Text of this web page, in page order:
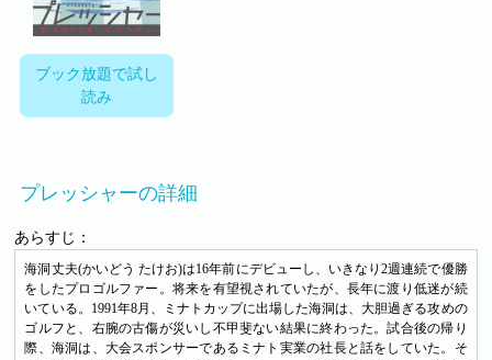
ブック放題で試し
読み
プレッシャーの詳細
あらすじ：
海洞丈夫(かいどう たけお)は16年前にデビューし、いきなり2週連続で優勝
をしたプロゴルファー。将来を有望視されていたが、長年に渡り低迷が続
いている。1991年8月、ミナトカップに出場した海洞は、大胆過ぎる攻めの
ゴルフと、右腕の古傷が災いし不甲斐ない結果に終わった。試合後の帰り
際、海洞は、大会スポンサーであるミナト実業の社長と話をしていた。そ